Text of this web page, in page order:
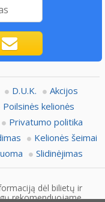
D.U.K.
Akcijos
Poilsinės kelionės
Privatumo politika
Kelionės šeimai
Slidinėjimas
dėl bilietų ir
rekomenduojame